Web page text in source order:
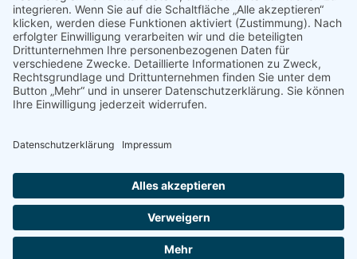
BDS Stimmungstest: Über 85%
unzufrieden: Bundesregierung verliert
weiterhin Zustimmung der
Allgemein Von bdsadmin
26,6% der Selbständigen sehen ihre Interessen von
niemanden vertreten!